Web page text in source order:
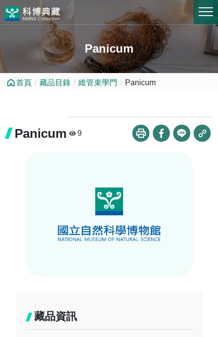
Panicum
首頁 藏品目錄 維管束學門 Panicum
Panicum 9
藏品資訊